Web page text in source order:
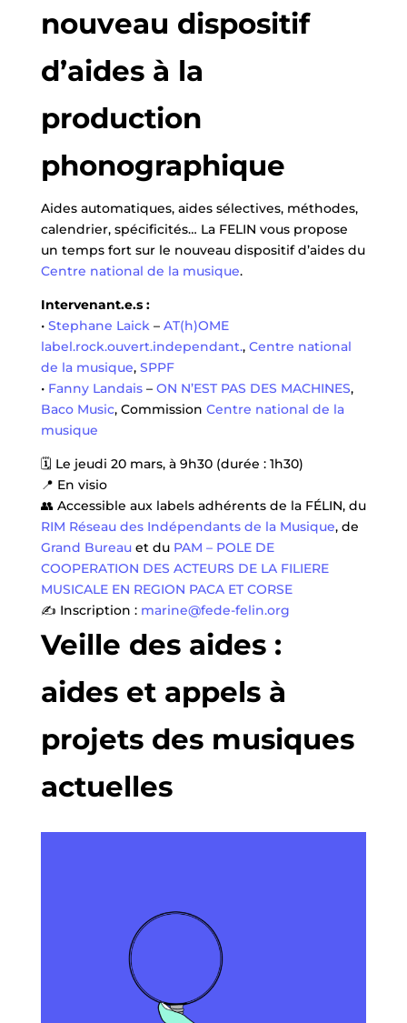
nouveau dispositif
d’aides à la
production
phonographique
Aides automatiques, aides sélectives, méthodes,
calendrier, spécificités… La FELIN vous propose
un temps fort sur le nouveau dispositif d’aides du
Centre national de la musique.
Intervenant.e.s :
• Stephane Laick– AT(h)OME
label.rock.ouvert.independant., Centre national
de la musique, SPPF
• Fanny Landais– ON N’EST PAS DES MACHINES,
Baco Music, Commission Centre national de la
musique
🗓️ Le jeudi 20 mars, à 9h30 (durée : 1h30)
📍 En visio
👥 Accessible aux labels adhérents de la FÉLIN, du
RIM Réseau des Indépendants de la Musique, de
Grand Bureauet du PAM – POLE DE
COOPERATION DES ACTEURS DE LA FILIERE
MUSICALE EN REGION PACA ET CORSE
✍ Inscription : marine@fede-felin.org
Veille des aides :
aides et appels à
projets des musiques
actuelles